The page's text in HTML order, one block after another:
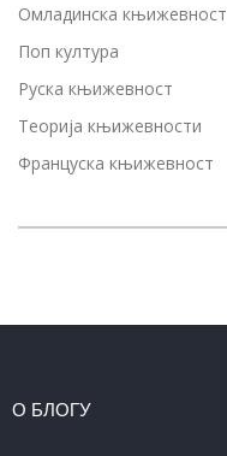
Омладинска књижевност
Поп култура
Руска књижевност
Теорија књижевности
Француска књижевност
О БЛОГУ